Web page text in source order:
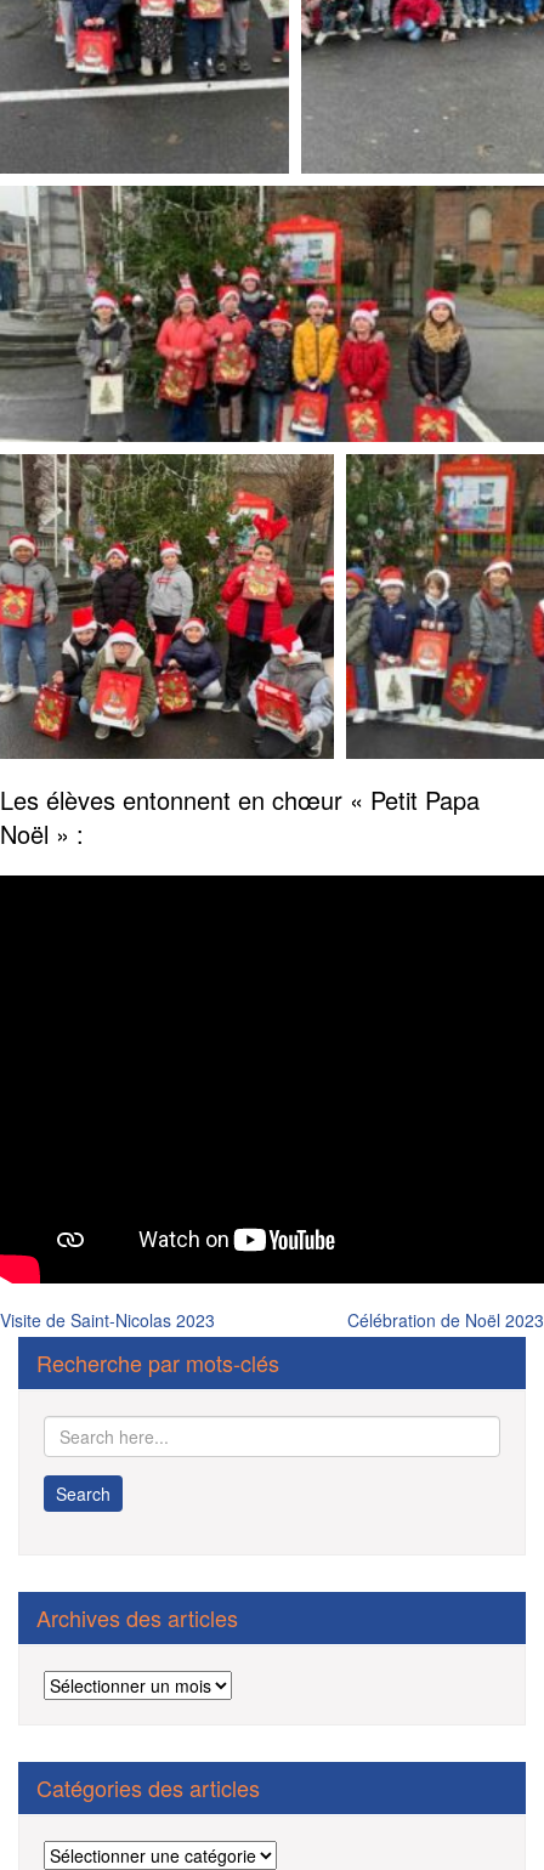
Les élèves entonnent en chœur « Petit Papa
Noël » :
Navigation
de
l’article
Visite de Saint-Nicolas 2023 Célébration de Noël 2023
Recherche par mots-clés
Archives des articles
Archives
des
Catégories des articles
Catégories